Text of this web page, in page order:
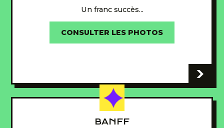
Un franc succès...
CONSULTER LES PHOTOS
-
BANFF